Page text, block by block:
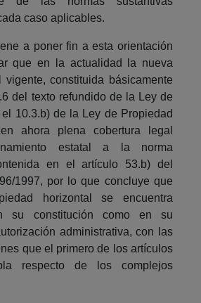
caso aplicables.
a poner fin a esta orientación
que en la actualidad la nueva
vigente, constituida básicamente
del texto refundido de la Ley de
10.3.b) de la Ley de Propiedad
ahora plena cobertura legal
estatal a la norma
en el artículo 53.b) del
1997, por lo que concluye que
horizontal se encuentra
su constitución como en su
administrativa, con las
que el primero de los artículos
respecto de los complejos